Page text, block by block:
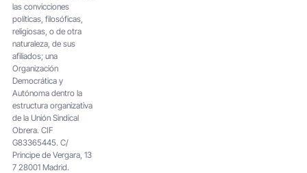
las convicciones
políticas, filosóficas,
religiosas, o de otra
naturaleza, de sus
afiliados; una
Organización
Democrática y
Autónoma dentro la
estructura organizativa
de la Unión Sindical
Obrera. CIF
G83365445. C/
Principe de Vergara, 13
7 28001 Madrid.